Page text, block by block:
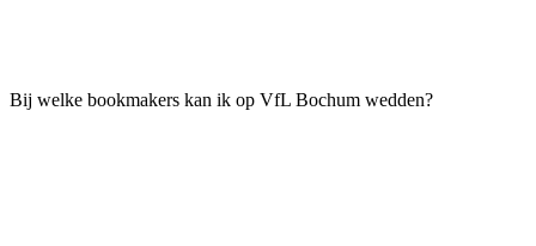
Bij welke bookmakers kan ik op VfL Bochum wedden?